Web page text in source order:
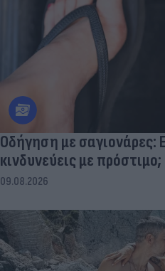
Οδήγηση με σαγιονάρες:
κινδυνεύεις με πρόστιμο;
09.08.2026